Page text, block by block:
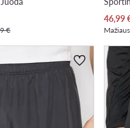
€
46,99